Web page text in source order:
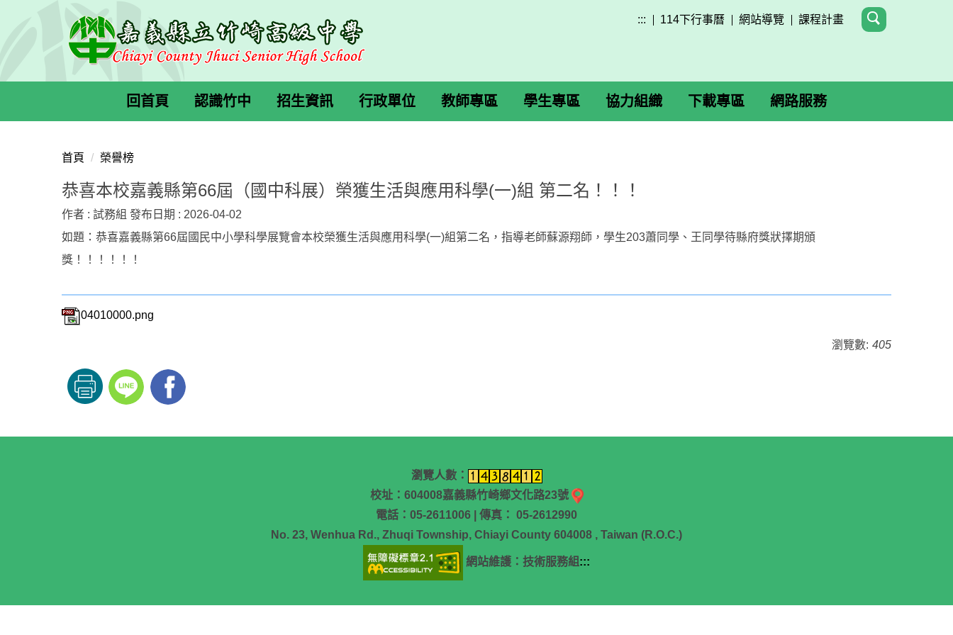
內
::: 114下行事曆 網站導覽 課程計畫
回首頁 認識竹中 招生資訊 行政單位 教師專區 學生專區 協力組織 下載專區 網路服務
首頁 榮譽榜
恭喜本校嘉義縣第66屆（國中科展）榮獲生活與應用科學(一)組 第二名！！！
作者 : 試務組 發布日期 : 2026-04-02
如題：恭喜嘉義縣第66屆國民中小學科學展覽會本校榮獲生活與應用科學(一)組第二名，指導老師蘇源翔師，學生203蕭同學、王同學待縣府獎狀擇期頒
獎！！！！！！
04010000.png
瀏覽數: 405
瀏覽人數：
校址：604008嘉義縣竹崎鄉文化路23號
電話：05-2611006 | 傳真： 05-2612990
No. 23, Wenhua Rd., Zhuqi Township, Chiayi County 604008 , Taiwan (R.O.C.)
網站維護：技術服務組:::